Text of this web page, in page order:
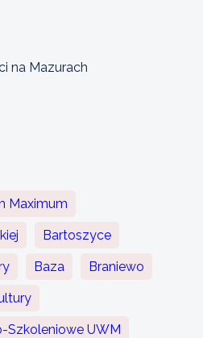
na Mazurach
Maximum
Bartoszyce
Baza Braniewo
Szkoleniowe UWM